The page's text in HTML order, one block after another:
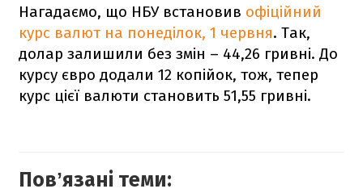
Нагадаємо, що НБУ встановив офіційний
курс валют на понеділок, 1 червня. Так,
долар залишили без змін – 44,26 гривні. До
курсу євро додали 12 копійок, тож, тепер
курс цієї валюти становить 51,55 гривні.
Повʼязані теми: